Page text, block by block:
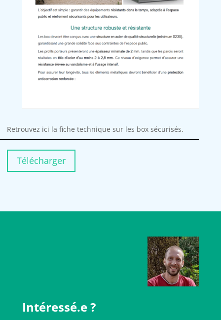
Retrouvez ici la fiche technique sur les box sécurisés.
Télécharger
Intéressé.e ?